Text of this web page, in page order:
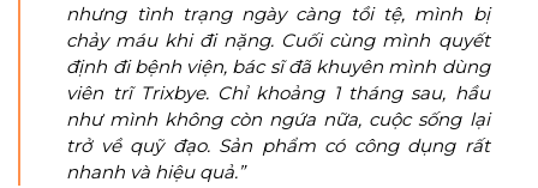
nhưng tình trạng ngày càng tồi tệ, mình bị
chảy máu khi đi nặng. Cuối cùng mình quyết
định đi bệnh viện, bác sĩ đã khuyên mình dùng
viên trĩ Trixbye. Chỉ khoảng 1 tháng sau, hầu
như mình không còn ngứa nữa, cuộc sống lại
trở về quỹ đạo. Sản phẩm có công dụng rất
nhanh và hiệu quả.”